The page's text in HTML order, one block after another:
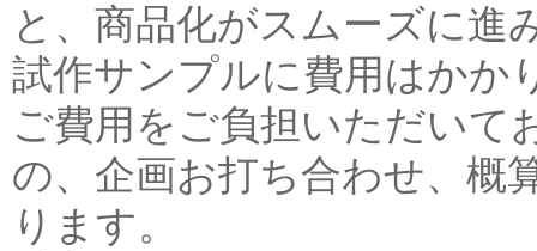
と、商品化がスムーズに進
試作サンプルに費用はかか
ご費用をご負担いただいて
の、企画お打ち合わせ、概
ります。